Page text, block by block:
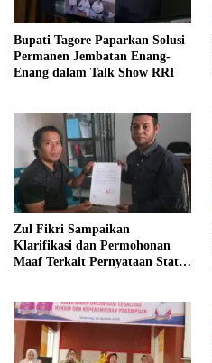
Bupati Tagore Paparkan Solusi
Permanen Jembatan Enang-
Enang dalam Talk Show RRI
Zul Fikri Sampaikan
Klarifikasi dan Permohonan
Maaf Terkait Pernyataan Status